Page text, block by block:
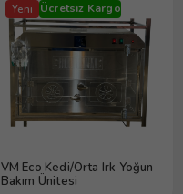
Yeni
Ücretsiz Kargo
VM Eco Kedi/Orta Irk Yoğun
Bakım Ünitesi